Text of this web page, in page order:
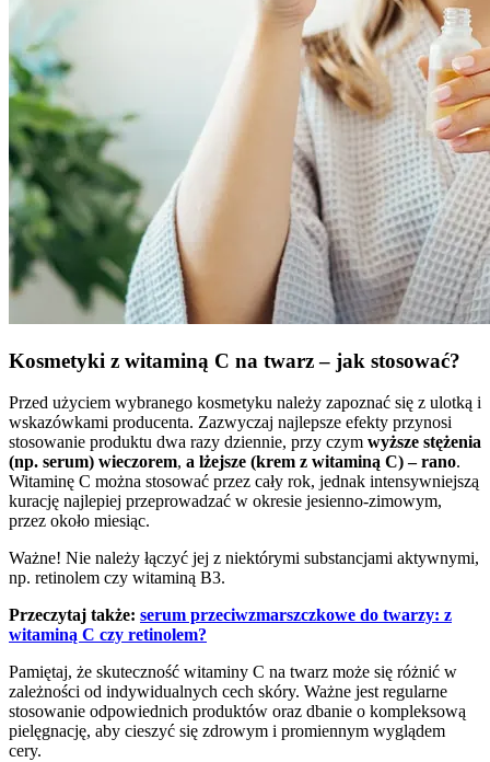
Kosmetyki z witaminą C na twarz – jak stosować?
Przed użyciem wybranego kosmetyku należy zapoznać się z ulotką i
wskazówkami producenta. Zazwyczaj najlepsze efekty przynosi
stosowanie produktu dwa razy dziennie, przy czym wyższe stężenia
(np. serum) wieczorem, a lżejsze (krem z witaminą C) – rano.
Witaminę C można stosować przez cały rok, jednak intensywniejszą
kurację najlepiej przeprowadzać w okresie jesienno-zimowym,
przez około miesiąc.
Ważne! Nie należy łączyć jej z niektórymi substancjami aktywnymi,
np. retinolem czy witaminą B3.
Przeczytaj także: serum przeciwzmarszczkowe do twarzy: z
witaminą C czy retinolem?
Pamiętaj, że skuteczność witaminy C na twarz może się różnić w
zależności od indywidualnych cech skóry. Ważne jest regularne
stosowanie odpowiednich produktów oraz dbanie o kompleksową
pielęgnację, aby cieszyć się zdrowym i promiennym wyglądem
cery.